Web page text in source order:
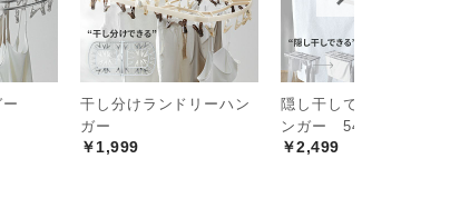
北欧モダンベッド
ドを施した北欧デザイン。ヘッドボー
できる体勢で過ごせます。通気性に優
干し分けランドリーハン
ガー
￥1,999
隠し干しできる ピンチハ
ンガー 54ピンチ
￥2,499